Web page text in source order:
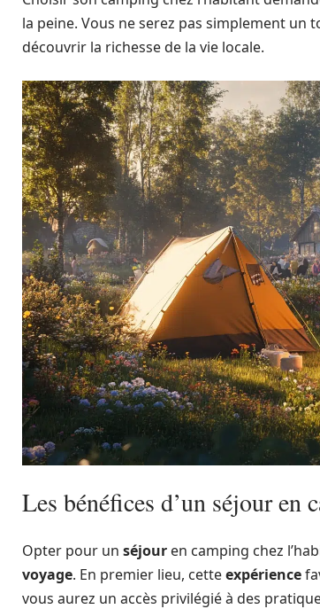
la peine. Vous ne serez pas simplement un
découvrir la richesse de la vie locale.
Les bénéfices d’un séjour en
Opter pour un séjour en camping chez
voyage. En premier lieu, cetteexpérience
vous aurez un accès privilégié à des